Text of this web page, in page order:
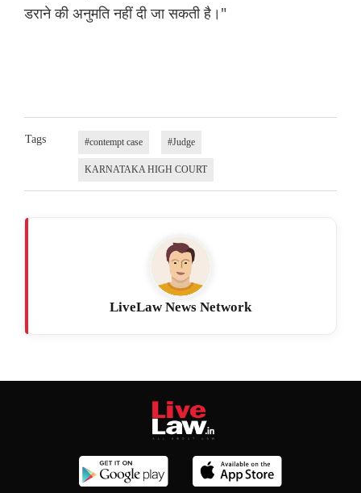
डराने की अनुमति नहीं दी जा सकती है।"
Tags #contempt case #Judge
KARNATAKA HIGH COURT
LiveLaw News Network